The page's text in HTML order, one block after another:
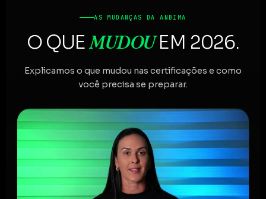
AS MUDANÇAS DA ANBIMA
O QUEMUDOUEM 2026.
Explicamos o que mudou nas certificações e como
você precisa se preparar.